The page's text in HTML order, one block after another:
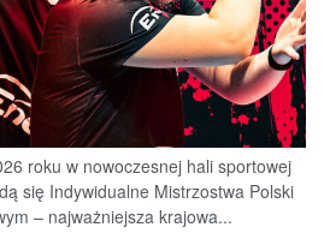
roku w nowoczesnej hali sportowej
się Indywidualne Mistrzostwa Polski
– najważniejsza krajowa...